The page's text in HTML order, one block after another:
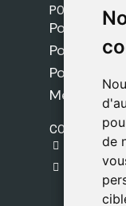
de
de
POLITIQUES
Politique
Politique
Politique
Mentions
CONTACT
C. del
Madrid